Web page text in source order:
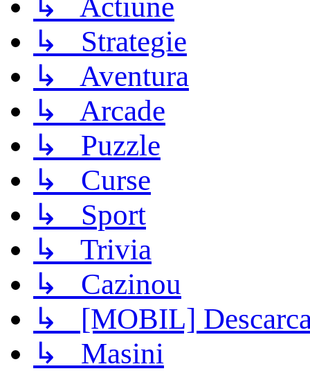
↳ Actiune
↳ Strategie
↳ Aventura
↳ Arcade
↳ Puzzle
↳ Curse
↳ Sport
↳ Trivia
↳ Cazinou
↳ [MOBIL]
↳ Masini